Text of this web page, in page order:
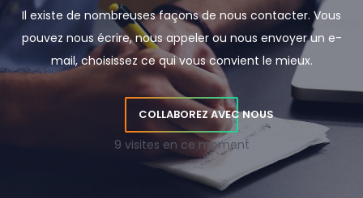
Il existe de nombreuses façons de nous contacter. Vous
pouvez nous écrire, nous appeler ou nous envoyer un e-
mail, choisissez ce qui vous convient le mieux.
COLLABOREZ AVEC NOUS
9 visites en ce moment